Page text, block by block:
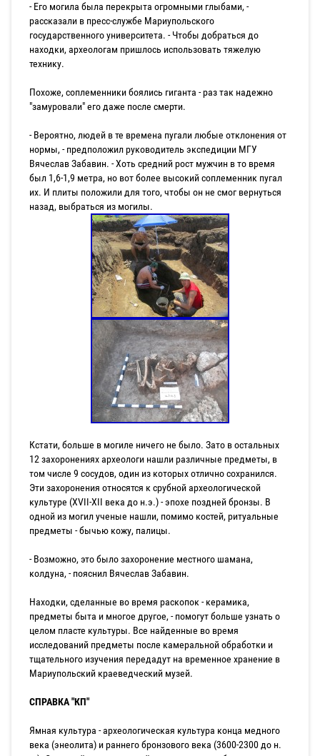
- Его могила была перекрыта огромными глыбами, -
рассказали в пресс-службе Мариупольского
государственного университета. - Чтобы добраться до
находки, археологам пришлось использовать тяжелую
технику.
Похоже, соплеменники боялись гиганта - раз так надежно
"замуровали" его даже после смерти.
- Вероятно, людей в те времена пугали любые отклонения от
нормы, - предположил руководитель экспедиции МГУ
Вячеслав Забавин. - Хоть средний рост мужчин в то время
был 1,6-1,9 метра, но вот более высокий соплеменник пугал
их. И плиты положили для того, чтобы он не смог вернуться
назад, выбраться из могилы.
Кстати, больше в могиле ничего не было. Зато в остальных
12 захоронениях археологи нашли различные предметы, в
том числе 9 сосудов, один из которых отлично сохранился.
Эти захоронения относятся к срубной археологической
культуре (XVII-XII века до н.э.) - эпохе поздней бронзы. В
одной из могил ученые нашли, помимо костей, ритуальные
предметы - бычью кожу, палицы.
- Возможно, это было захоронение местного шамана,
колдуна, - пояснил Вячеслав Забавин.
Находки, сделанные во время раскопок - керамика,
предметы быта и многое другое, - помогут больше узнать о
целом пласте культуры. Все найденные во время
исследований предметы после камеральной обработки и
тщательного изучения передадут на временное хранение в
Мариупольский краеведческий музей.
СПРАВКА "КП"
Ямная культура - археологическая культура конца медного
века (энеолита) и раннего бронзового века (3600-2300 до н.